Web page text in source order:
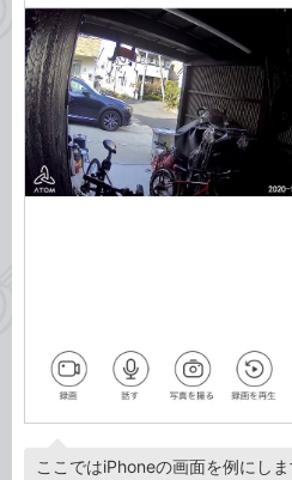
ここではiPhoneの画面を例にし